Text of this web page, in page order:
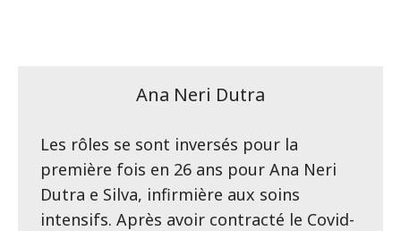
Ana Neri Dutra
Les rôles se sont inversés pour la
première fois en 26 ans pour Ana Neri
Dutra e Silva, infirmière aux soins
intensifs. Après avoir contracté le Covid-